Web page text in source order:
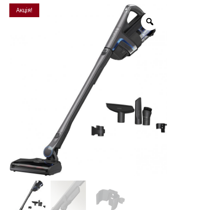
Акція! Оригінальна
26490 грн.
Поточна
ціна:
24999 грн.
Пилосос